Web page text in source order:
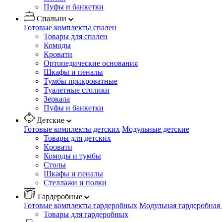
Пуфы и банкетки
Спальни
Готовые комплекты спален
Товары для спален
Комоды
Кровати
Ортопедические основания
Шкафы и пеналы
Тумбы прикроватные
Туалетные столики
Зеркала
Пуфы и банкетки
Детские
Готовые комплекты детских Модульные детские
Товары для детских
Кровати
Комоды и тумбы
Столы
Шкафы и пеналы
Стеллажи и полки
Гардеробные
Готовые комплекты гардеробных Модульная
Товары для гардеробных